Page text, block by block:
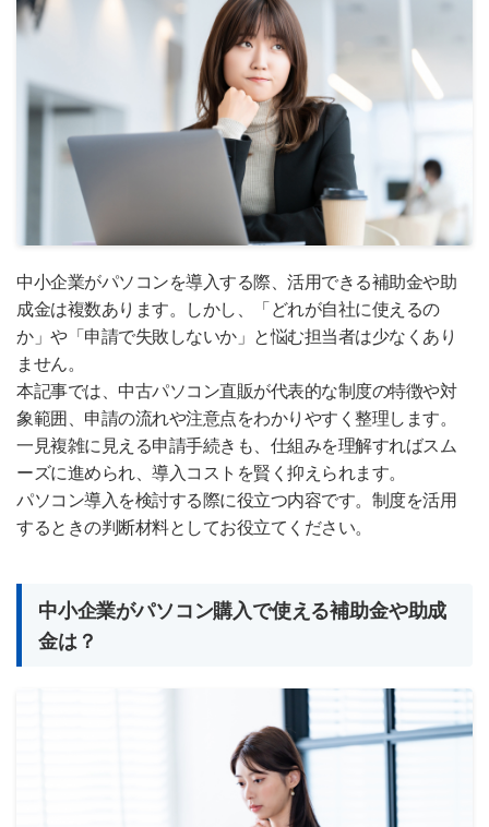
中小企業がパソコンを導入する際、活用できる補助金や助
成金は複数あります。しかし、「どれが自社に使えるの
か」や「申請で失敗しないか」と悩む担当者は少なくあり
ません。
本記事では、中古パソコン直販が代表的な制度の特徴や対
象範囲、申請の流れや注意点をわかりやすく整理します。
一見複雑に見える申請手続きも、仕組みを理解すればスム
ーズに進められ、導入コストを賢く抑えられます。
パソコン導入を検討する際に役立つ内容です。制度を活用
するときの判断材料としてお役立てください。
中小企業がパソコン購入で使える補助金や助成
金は？